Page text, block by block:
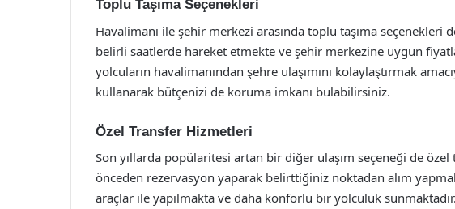
Toplu Taşıma Seçenekleri
Havalimanı ile şehir merkezi arasında toplu taşıma seçenekleri
belirli saatlerde hareket etmekte ve şehir merkezine uygun
yolcuların havalimanından şehre ulaşımını kolaylaştırmak
kullanarak bütçenizi de koruma imkanı bulabilirsiniz.
Özel Transfer Hizmetleri
Son yıllarda popülaritesi artan bir diğer ulaşım seçeneği de
önceden rezervasyon yaparak belirttiğiniz noktadan alım
araçlar ile yapılmakta ve daha konforlu bir yolculuk